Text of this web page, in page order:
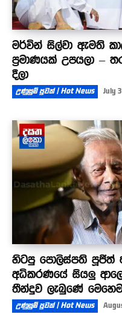
මර්වින් සිල්වා ඇමති
ප්‍රමාණයක් උපයලා
දීලා
උණුසුම් පුවත් | Hot News July
හිටපු පොලිස්පති පූජිත්
අධිකරණයේ සියලු
තීන්දුව ලැබුණේ
උණුසුම් පුවත් | Hot News